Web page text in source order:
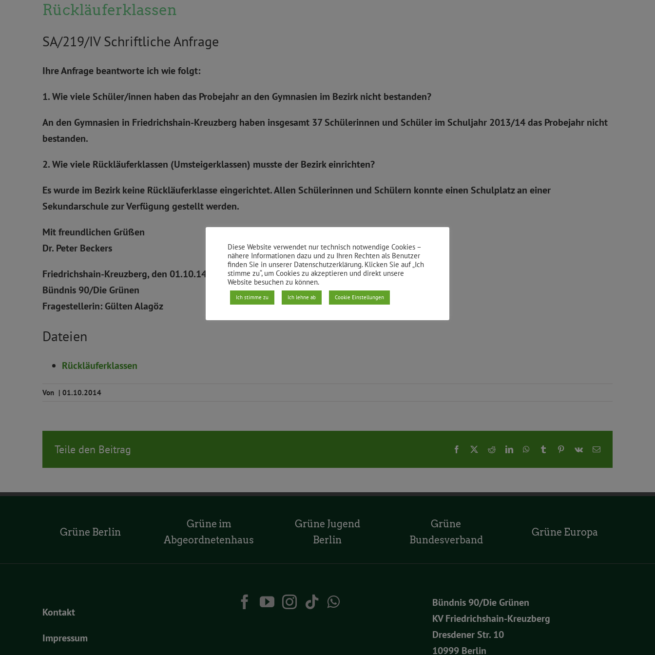
Rückläuferklassen
SA/219/IV Schriftliche Anfrage
Ihre Anfrage beantworte ich wie folgt:
1. Wie viele Schüler/innen haben das Probejahr an den Gymnasien im Bezirk nicht bestanden?
An den Gymnasien in Friedrichshain-Kreuzberg haben insgesamt 37 Schülerinnen und Schüler im Schuljahr 2013/14 das Probejahr nicht
bestanden.
2. Wie viele Rückläuferklassen (Umsteigerklassen) musste der Bezirk einrichten?
Es wurde im Bezirk keine Rückläuferklasse eingerichtet. Allen Schülerinnen und Schülern konnte einen Schulplatz an einer
Sekundarschule zur Verfügung gestellt werden.
Mit freundlichen Grüßen
Dr. Peter Beckers
Friedrichshain-Kreuzberg, den 01.10.14
Bündnis 90/Die Grünen
Fragestellerin: Gülten Alagöz
Dateien
Rückläuferklassen
Von | 01.10.2014
Teile den Beitrag Facebook RedditLinkedInWhatsApp
Tumblr Pinterest
Vk
E-
Grüne Berlin
Grüne im
Abgeordnetenhaus
Grüne Jugend
Berlin
Grüne
Bundesverband
Grüne Europa
Kontakt
Impressum
Bündnis 90/Die Grünen
KV Friedrichshain-Kreuzberg
Dresdener Str. 10
10999 Berlin
Diese Website verwendet nur technisch notwendige Cookies –
nähere Informationen dazu und zu Ihren Rechten als Benutzer
finden Sie in unserer Datenschutzerklärung. Klicken Sie auf „Ich
stimme zu“, um Cookies zu akzeptieren und direkt unsere
Website besuchen zu können.
Ich stimme zu Ich lehne ab Cookie Einstellungen